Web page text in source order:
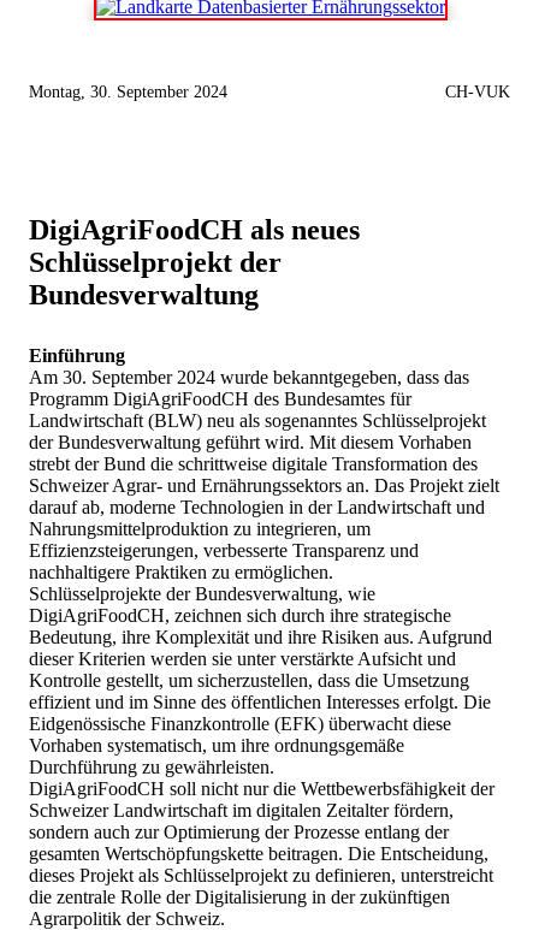
Montag, 30. September 2024 CH-VUK
DigiAgriFoodCH als neues
Schlüsselprojekt der
Bundesverwaltung
Einführung
Am 30. September 2024 wurde bekanntgegeben, dass das
Programm DigiAgriFoodCH des Bundesamtes für
Landwirtschaft (BLW) neu als sogenanntes Schlüsselprojekt
der Bundesverwaltung geführt wird. Mit diesem Vorhaben
strebt der Bund die schrittweise digitale Transformation des
Schweizer Agrar- und Ernährungssektors an. Das Projekt zielt
darauf ab, moderne Technologien in der Landwirtschaft und
Nahrungsmittelproduktion zu integrieren, um
Effizienzsteigerungen, verbesserte Transparenz und
nachhaltigere Praktiken zu ermöglichen.
Schlüsselprojekte der Bundesverwaltung, wie
DigiAgriFoodCH, zeichnen sich durch ihre strategische
Bedeutung, ihre Komplexität und ihre Risiken aus. Aufgrund
dieser Kriterien werden sie unter verstärkte Aufsicht und
Kontrolle gestellt, um sicherzustellen, dass die Umsetzung
effizient und im Sinne des öffentlichen Interesses erfolgt. Die
Eidgenössische Finanzkontrolle (EFK) überwacht diese
Vorhaben systematisch, um ihre ordnungsgemäße
Durchführung zu gewährleisten.
DigiAgriFoodCH soll nicht nur die Wettbewerbsfähigkeit der
Schweizer Landwirtschaft im digitalen Zeitalter fördern,
sondern auch zur Optimierung der Prozesse entlang der
gesamten Wertschöpfungskette beitragen. Die Entscheidung,
dieses Projekt als Schlüsselprojekt zu definieren, unterstreicht
die zentrale Rolle der Digitalisierung in der zukünftigen
Agrarpolitik der Schweiz.